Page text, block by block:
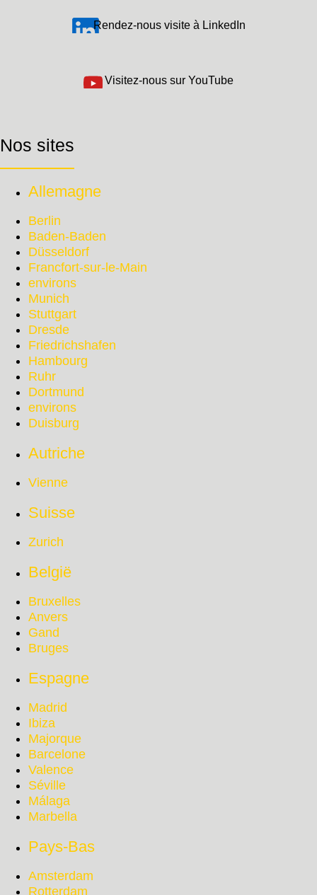
Rendez-nous visite à LinkedIn
Visitez-nous sur YouTube
Nos sites
Allemagne
Berlin
Baden-Baden
Düsseldorf
Francfort-sur-le-Main
environs
Munich
Stuttgart
Dresde
Friedrichshafen
Hambourg
Ruhr
Dortmund
environs
Duisburg
Autriche
Vienne
Suisse
Zurich
België
Bruxelles
Anvers
Gand
Bruges
Espagne
Madrid
Ibiza
Majorque
Barcelone
Valence
Séville
Málaga
Marbella
Pays-Bas
Amsterdam
Rotterdam